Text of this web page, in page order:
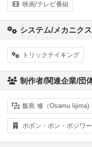
映画/テレビ番組
システム/メカニク
トリックテイキング
制作者/関連企業/団
飯島 修（Osamu Iijima)
ボボン・ボン・ボジワ